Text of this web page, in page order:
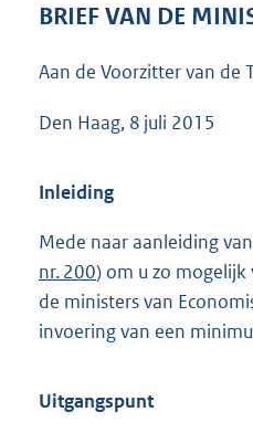
BRIEF VAN DE
Aan de Voorzitter van de
Den Haag, 8 juli 2015
Inleiding
Mede naar aanleiding
nr. 200) om u zo
de ministers van
invoering van een
Uitgangspunt